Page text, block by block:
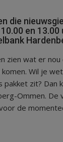
die
en
zien wat er
komen. Wil je
pakket zit? Dan
Ommen.
de